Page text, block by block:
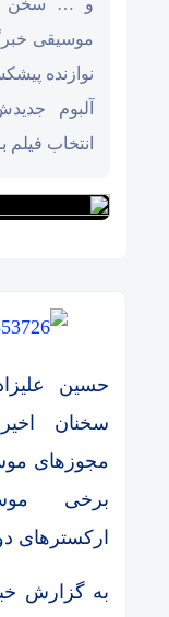
و … سخن
موسیقی
نوازنده
آلبوم
انتخاب
حسین
سخنان
مجوزهای
برخی
ارکسترهای
به گزارش